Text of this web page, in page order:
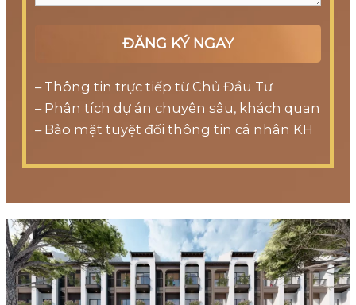
– Thông tin trực tiếp từ Chủ Đầu Tư
– Phân tích dự án chuyên sâu, khách quan
– Bảo mật tuyệt đối thông tin cá nhân KH